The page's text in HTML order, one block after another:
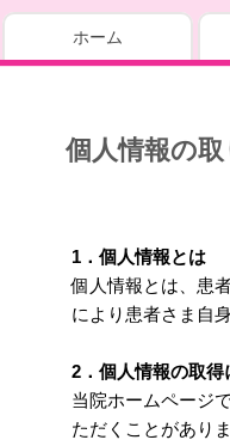
ホーム
個人情報の
1．個人情報とは
個人情報とは、患
により患者さま自
2．個人情報の取得
当院ホームページ
ただくことがあり